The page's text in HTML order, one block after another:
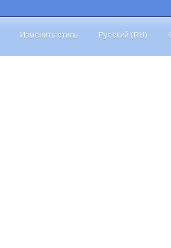
Изменить стиль Русский (RU)